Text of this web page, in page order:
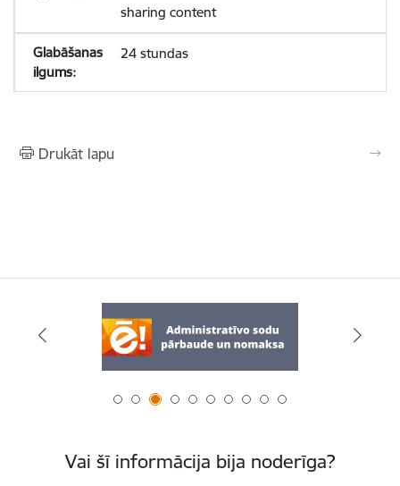
sharing content
24 stundas
Drukāt lapu
Vai šī informācija bija noderīga?